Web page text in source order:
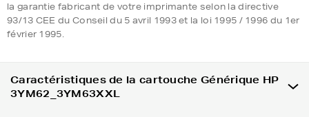
la garantie fabricant de votre imprimante selon la directive
93/13 CEE du Conseil du 5 avril 1993 et la loi 1995 / 1996 du 1er
février 1995.
Caractéristiques de la cartouche Générique HP
3YM62_3YM63XXL